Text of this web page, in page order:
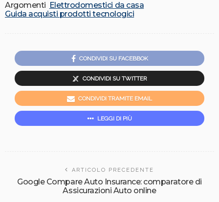
Argomenti Elettrodomestici da casa
Guida acquisti prodotti tecnologici
CONDIVIDI SU FACEBBOK
CONDIVIDI SU TWITTER
CONDIVIDI TRAMITE EMAIL
LEGGI DI PIÙ
ARTICOLO PRECEDENTE
Google Compare Auto Insurance: comparatore di
Assicurazioni Auto online